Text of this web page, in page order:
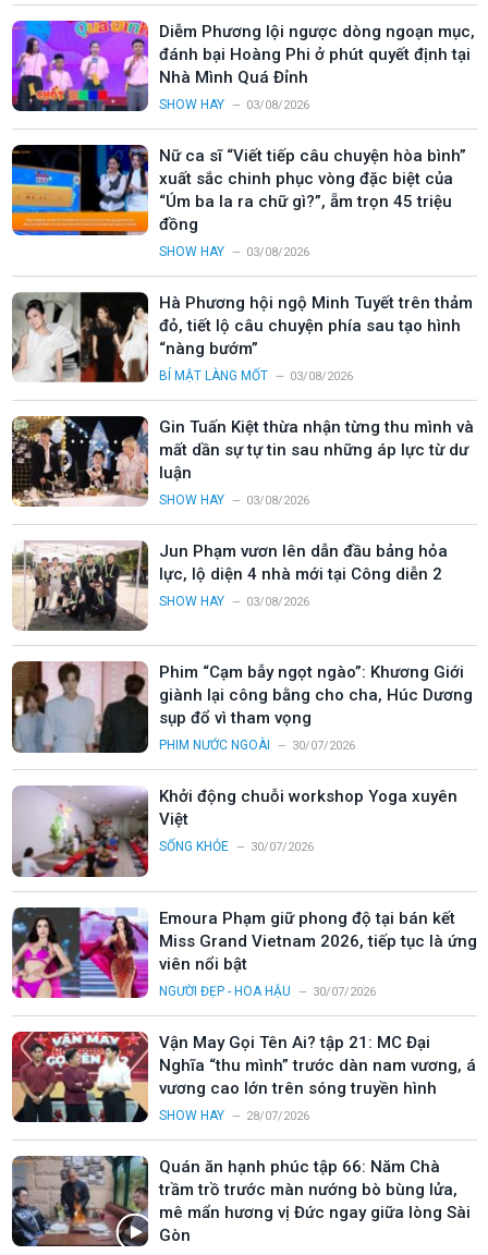
Diễm Phương lội ngược dòng ngoạn mục,
đánh bại Hoàng Phi ở phút quyết định tại
Nhà Mình Quá Đỉnh
SHOW HAY 03/08/2026
Nữ ca sĩ “Viết tiếp câu chuyện hòa bình”
xuất sắc chinh phục vòng đặc biệt của
“Úm ba la ra chữ gì?”, ẵm trọn 45 triệu
đồng
SHOW HAY 03/08/2026
Hà Phương hội ngộ Minh Tuyết trên thảm
đỏ, tiết lộ câu chuyện phía sau tạo hình
“nàng bướm”
BÍ MẬT LÀNG MỐT 03/08/2026
Gin Tuấn Kiệt thừa nhận từng thu mình và
mất dần sự tự tin sau những áp lực từ dư
luận
SHOW HAY 03/08/2026
Jun Phạm vươn lên dẫn đầu bảng hỏa
lực, lộ diện 4 nhà mới tại Công diễn 2
SHOW HAY 03/08/2026
Phim “Cạm bẫy ngọt ngào”: Khương Giới
giành lại công bằng cho cha, Húc Dương
sụp đổ vì tham vọng
PHIM NƯỚC NGOÀI 30/07/2026
Khởi động chuỗi workshop Yoga xuyên
Việt
SỐNG KHỎE 30/07/2026
Emoura Phạm giữ phong độ tại bán kết
Miss Grand Vietnam 2026, tiếp tục là ứng
viên nổi bật
NGƯỜI ĐẸP - HOA HẬU 30/07/2026
Vận May Gọi Tên Ai? tập 21: MC Đại
Nghĩa “thu mình” trước dàn nam vương, á
vương cao lớn trên sóng truyền hình
SHOW HAY 28/07/2026
Quán ăn hạnh phúc tập 66: Năm Chà
trầm trồ trước màn nướng bò bùng lửa,
mê mẩn hương vị Đức ngay giữa lòng Sài
Gòn